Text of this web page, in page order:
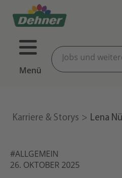
Menü
Karriere & Storys Lena
#ALLGEMEIN
26. OKTOBER 2025